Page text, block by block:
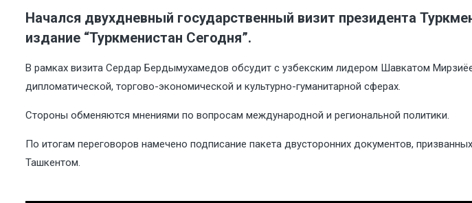
Начался двухдневный государственный визит президента
издание “Туркменистан Сегодня”.
В рамках визита Сердар Бердымухамедов обсудит с узбекским лидером Шавкатом
дипломатической, торгово-экономической и культурно-гуманитарной сферах.
Стороны обменяются мнениями по вопросам международной и региональной политики.
По итогам переговоров намечено подписание пакета двусторонних документов,
Ташкентом.